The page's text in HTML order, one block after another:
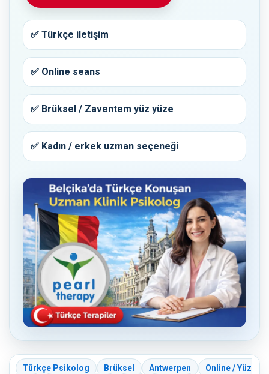
✅ Türkçe iletişim
✅ Online seans
✅ Brüksel / Zaventem yüz yüze
✅ Kadın / erkek uzman seçeneği
Türkçe Psikolog Brüksel Antwerpen
Online / Yüz